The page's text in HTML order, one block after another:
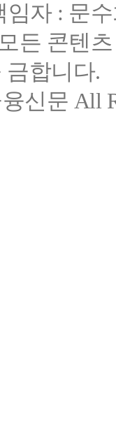
임자 : 문
든 콘텐
금합니다.
신문 All